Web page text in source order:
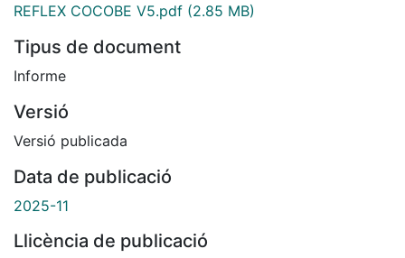
REFLEX COCOBE V5.pdf (2.85 MB)
Tipus de document
Informe
Versió
Versió publicada
Data de publicació
2025-11
Llicència de publicació